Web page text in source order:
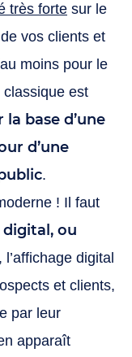
très forte sur le
vos clients et
moins pour le
classique est
base d’une
d’une
.
! Il faut
ou
digital
et clients,
par leur
apparaît